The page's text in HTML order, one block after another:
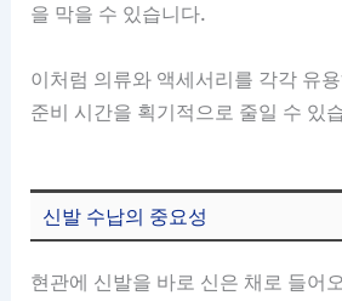
을 막을 수 있습니다.
이처럼 의류와 액세서리를 각각 유
준비 시간을 획기적으로 줄일 수 있
신발 수납의 중요성
현관에 신발을 바로 신은 채로 들어